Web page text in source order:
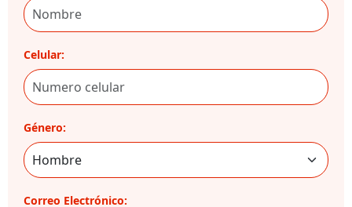
Celular:
Género:
Correo Electrónico: